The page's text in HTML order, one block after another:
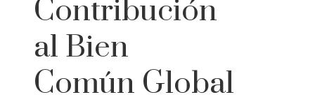
Contribución
al Bien
Común Global